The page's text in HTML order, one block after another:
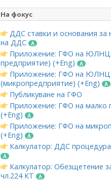
На фокус
ДДС ставки и основания за
на ДДС
Приложение: ГФО на ЮЛНЦ
предприятие) (+Eng)
Приложение: ГФО на ЮЛНЦ
(микропредприятие) (+Eng)
Публикуване на ГФО
Приложение: ГФО на малко
(+Eng)
Приложение: ГФО на
(+Eng)
Калкулатор: ДДС
Калкулатор: Обезщетение
чл.224 КТ